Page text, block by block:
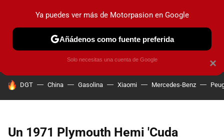
PRUEBAS COCHES ELÉCTRICOS OBSERVATORIO
HOY SE HABLA DE
DGT China Gasolina Xiaomi Mercedes-Benz
Un 1971 Plymouth Hemi 'Cuda
×
Ya puedes ver más de Motorpasion en Google
Añádenos como fuente preferida
Solo necesitas una cuenta de Google